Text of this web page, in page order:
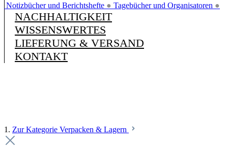
Notizbücher und Berichtshefte ● Tagebücher und Organisatoren ●
NACHHALTIGKEIT
WISSENSWERTES
LIEFERUNG & VERSAND
KONTAKT
1. Zur Kategorie Verpacken & Lagern